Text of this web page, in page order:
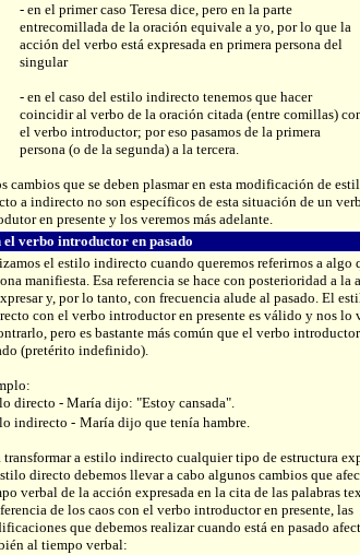
- en el primer caso Teresa dice, pero en la parte
entrecomillada de la oración equivale a yo, por lo que la
acción del verbo está expresada en primera persona del
singular
- en el caso del estilo indirecto tenemos que hacer
coincidir al verbo de la oración citada (entre comillas)
el verbo introductor; por eso pasamos de la primera
persona (o de la segunda) a la tercera.
cambios que se deben plasmar en esta modificación de
a indirecto no son específicos de esta situación de un
en presente y los veremos más adelante.
el verbo introductor en pasado
el estilo indirecto cuando queremos referirnos a algo
manifiesta. Esa referencia se hace con posterioridad a la
y, por lo tanto, con frecuencia alude al pasado. El
con el verbo introductor en presente es válido y nos lo
pero es bastante más común que el verbo
(pretérito indefinido).
directo - María dijo: "Estoy cansada".
indirecto - María dijo que tenía hambre.
transformar a estilo indirecto cualquier tipo de estructura
directo debemos llevar a cabo algunos cambios que
verbal de la acción expresada en la cita de las palabras
de los caos con el verbo introductor en presente, las
que debemos realizar cuando está en pasado
al tiempo verbal: